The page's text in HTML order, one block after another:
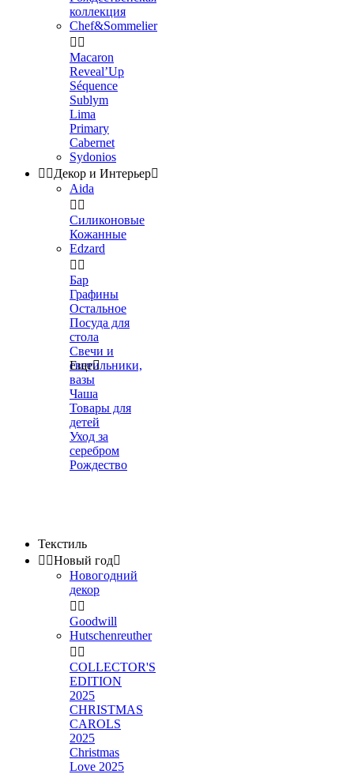
коллекция
Chef&Sommelier
 
Macaron
Reveal’Up
Séquence
Sublym
Lima
Primary
Cabernet
Sydonios
 Декор и Интерьер
Aida
 
Силиконовые
Кожанные
Edzard
 
Бар
Графины
Остальное
Посуда для
стола
Свечи и
светильники,
вазы
Чаша
Товары для
детей
Уход за
серебром
Рождество
Еще
Текстиль
 Новый год
Новогодний
декор
 
Goodwill
Hutschenreuther
 
COLLECTOR'S
EDITION
2025
CHRISTMAS
CAROLS
2025
Christmas
Love 2025